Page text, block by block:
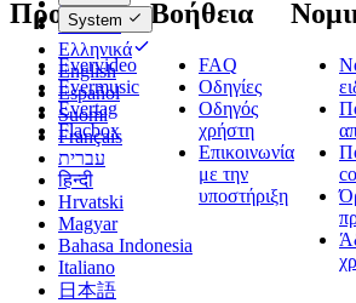
Deutsch
Ελληνικά
English
Español
Suomi
Français
עברית
हिन्दी
Hrvatski
Magyar
Bahasa Indonesia
Italiano
日本語
System
Προϊόντα
Evervideo
Evermusic
Evertag
Flacbox
Βοήθεια
FAQ
Οδηγίες
Οδηγός
χρήστη
Επικοινωνία
με την
υποστήριξη